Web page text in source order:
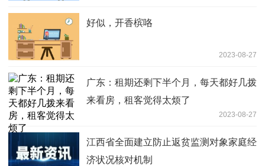
好似，开香槟咯
2023-08-27
广东：租期还剩下半个月，每天都好几拨
来看房，租客觉得太烦了
2023-08-27
江西省全面建立防止返贫监测对象家庭经
济状况核对机制